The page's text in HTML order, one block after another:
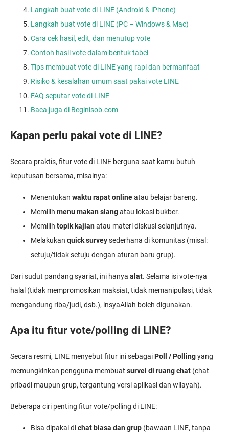
Langkah buat vote di LINE (Android & iPhone)
Langkah buat vote di LINE (PC – Windows & Mac)
Cara cek hasil, edit, dan menutup vote
Contoh hasil vote dalam bentuk tabel
Tips membuat vote di LINE yang rapi dan bermanfaat
Risiko & kesalahan umum saat pakai vote LINE
FAQ seputar vote di LINE
Baca juga di Beginisob.com
Kapan perlu pakai vote di LINE?
Secara praktis, fitur vote di LINE berguna saat kamu butuh
keputusan bersama, misalnya:
Menentukan waktu rapat onlineatau belajar bareng.
Memilih menu makan siangatau lokasi bukber.
Memilih topik kajianatau materi diskusi selanjutnya.
Melakukan quick surveysederhana di komunitas (misal:
setuju/tidak setuju dengan aturan baru grup).
Dari sudut pandang syariat, ini hanya alat. Selama isi vote-nya
halal (tidak mempromosikan maksiat, tidak memanipulasi, tidak
mengandung riba/judi, dsb.), insyaAllah boleh digunakan.
Apa itu fitur vote/polling di LINE?
Secara resmi, LINE menyebut fitur ini sebagaiPoll / Pollingyang
memungkinkan pengguna membuat survei di ruang chat (chat
pribadi maupun grup, tergantung versi aplikasi dan wilayah).
Beberapa ciri penting fitur vote/polling di LINE:
Bisa dipakai dichat biasa dan grup (bawaan LINE, tanpa